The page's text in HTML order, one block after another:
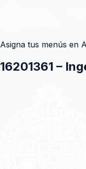
Asigna tus menús en
16201361 –